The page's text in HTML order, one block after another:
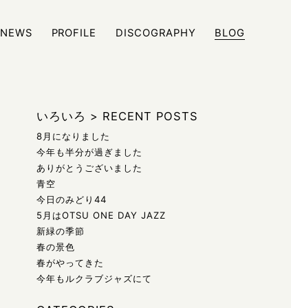
NEWS PROFILE DISCOGRAPHY BLOG
いろいろ > RECENT POSTS
8月になりました
今年も半分が過ぎました
ありがとうございました
青空
今日のみどり44
5月はOTSU ONE DAY JAZZ
新緑の季節
春の景色
春がやってきた
今年もルクラブジャズにて